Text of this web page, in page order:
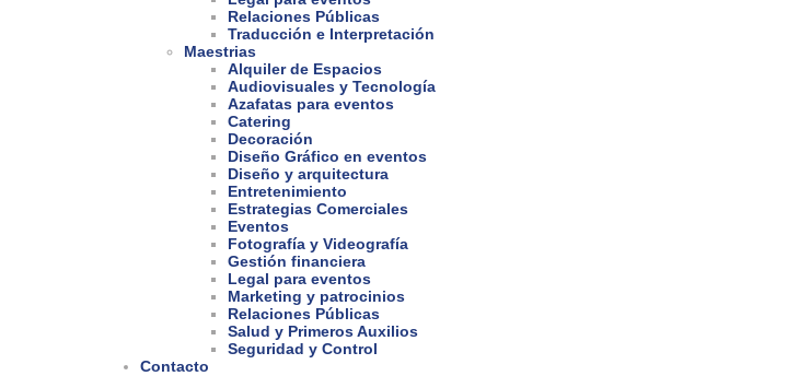
Relaciones Públicas
Traducción e Interpretación
Maestrias
Alquiler de Espacios
Audiovisuales y Tecnología
Azafatas para eventos
Catering
Decoración
Diseño Gráfico en eventos
Diseño y arquitectura
Entretenimiento
Estrategias Comerciales
Eventos
Fotografía y Videografía
Gestión financiera
Legal para eventos
Marketing y patrocinios
Relaciones Públicas
Salud y Primeros Auxilios
Seguridad y Control
Contacto